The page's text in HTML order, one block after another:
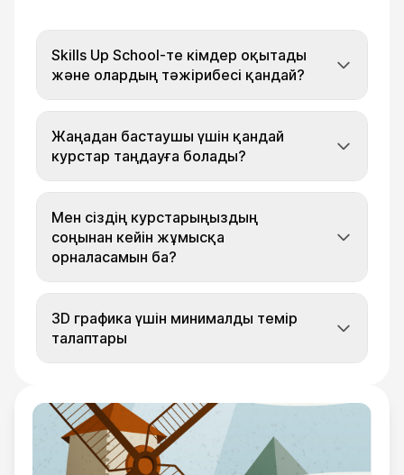
Skills Up School-те кімдер оқытады
және олардың тәжірибесі қандай?
Жаңадан бастаушы үшін қандай
курстар таңдауға болады?
Мен сіздің курстарыңыздың
соңынан кейін жұмысқа
орналасамын ба?
3D графика үшін минималды темір
талаптары